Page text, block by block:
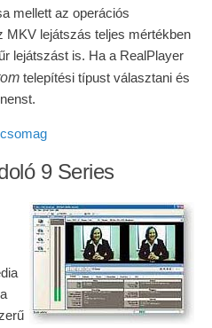
mellett az operációs
MKV lejátszás teljes mértékben
lejátszást is. Ha a RealPlayer
telepítési típust választani és
9 Series